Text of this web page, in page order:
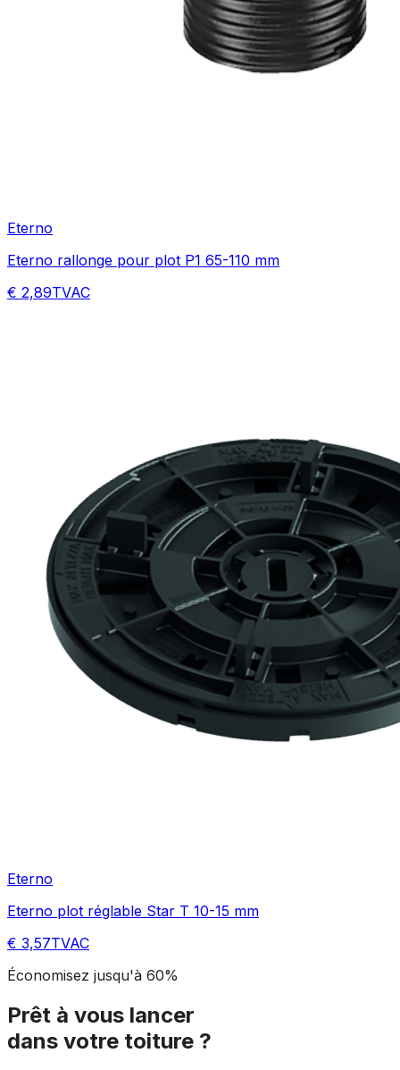
Eterno
Eterno rallonge pour plot P1 65-110 mm
€ 2,89TVAC
Eterno
Eterno plot réglable Star T 10-15 mm
€ 3,57TVAC
Économisez jusqu'à 60%
Prêt à vous lancer
dans votre toiture ?